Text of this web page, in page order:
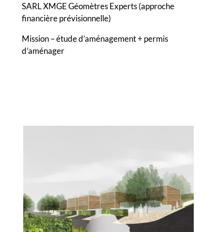
SARL XMGE Géomètres Experts (approche
financière prévisionnelle)
Mission – étude d’aménagement + permis
d’aménager